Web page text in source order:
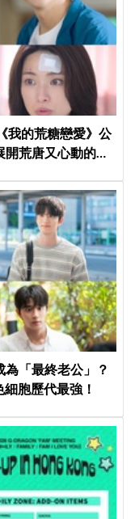
我的荒糖戀愛》公
荒唐又心動的同
為「最終老公」？
胞歷代最強！